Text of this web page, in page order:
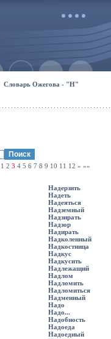
Словарь Ожегова - "Н"
1 2 3 4 5 6 7 8 9 10 11 12 » »»
Надерзить
Надеть
Надеяться
Надземный
Надзирать
Надзор
Надирать
Надколенный
Надкостница
Надкус
Надкусить
Надлежащий
Надлом
Надломить
Надломиться
Надменный
Надо
Надо...
Надобность
Надоеда
Надоедный